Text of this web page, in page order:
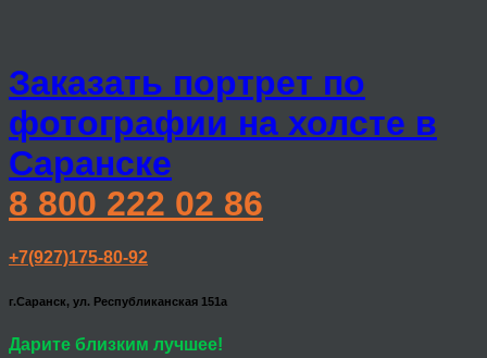
Заказать портрет по
фотографии на холсте в
Саранске
8 800 222 02 86
+7(927)175-80-92
г.Саранск, ул. Республиканская 151а
Дарите близким лучшее!